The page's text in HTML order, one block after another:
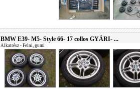
BMW E39- M5- Style 66- 17 collos GYÁRI- ...
Alkatrész • Felni, gumi